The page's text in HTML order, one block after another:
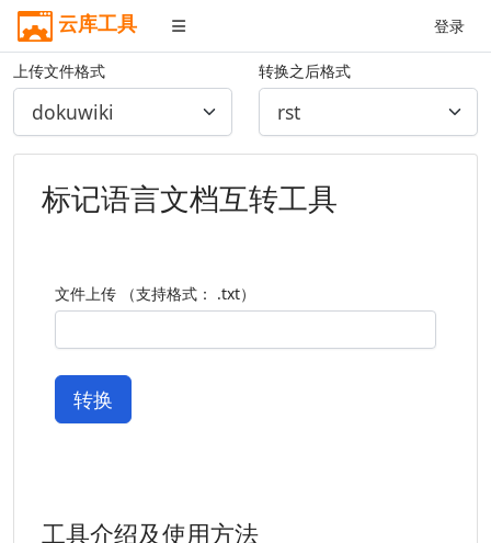
云库工具 登录
上传文件格式 转换之后格式
标记语言文档互转工具
文件上传 （支持格式： .txt）
转换
工具介绍及使用方法